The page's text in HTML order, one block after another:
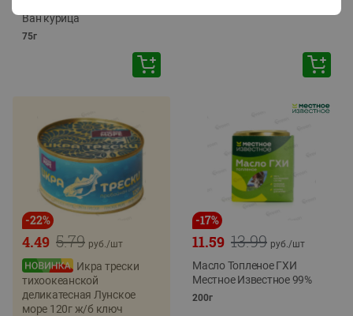
Ван курица
75г
-22%
5.79
4.49 руб./шт
Икра трески
тихоокеанской
деликатесная Лунское
море 120г ж/б ключ
-17%
13.99
11.59 руб./шт
Масло Топленое ГХИ
Местное Известное 99%
200г